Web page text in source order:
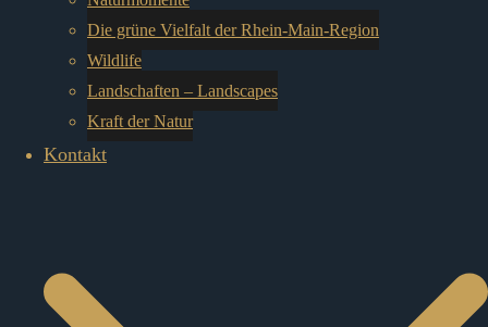
Die grüne Vielfalt der Rhein-Main-Region
Wildlife
Landschaften – Landscapes
Kraft der Natur
Kontakt